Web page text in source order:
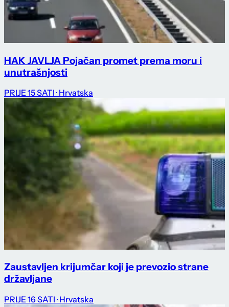
HAK JAVLJA Pojačan promet prema moru i
unutrašnjosti
PRIJE 15 SATI · Hrvatska
Zaustavljen krijumčar koji je prevozio strane
državljane
PRIJE 16 SATI · Hrvatska